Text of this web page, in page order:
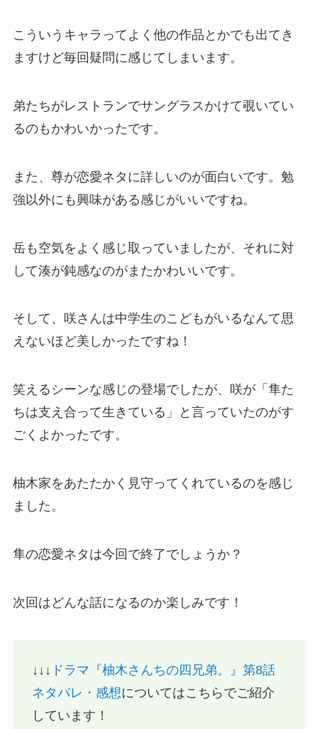
こういうキャラってよく他の作品とかでも出てき
ますけど毎回疑問に感じてしまいます。
弟たちがレストランでサングラスかけて覗いてい
るのもかわいかったです。
また、尊が恋愛ネタに詳しいのが面白いです。勉
強以外にも興味がある感じがいいですね。
岳も空気をよく感じ取っていましたが、それに対
して湊が鈍感なのがまたかわいいです。
そして、咲さんは中学生のこどもがいるなんて思
えないほど美しかったですね！
笑えるシーンな感じの登場でしたが、咲が「隼た
ちは支え合って生きている」と言っていたのがす
ごくよかったです。
柚木家をあたたかく見守ってくれているのを感じ
ました。
隼の恋愛ネタは今回で終了でしょうか？
次回はどんな話になるのか楽しみです！
↓↓↓ ドラマ『柚木さんちの四兄弟。』第8話
ネタバレ・感想についてはこちらでご紹介
しています！